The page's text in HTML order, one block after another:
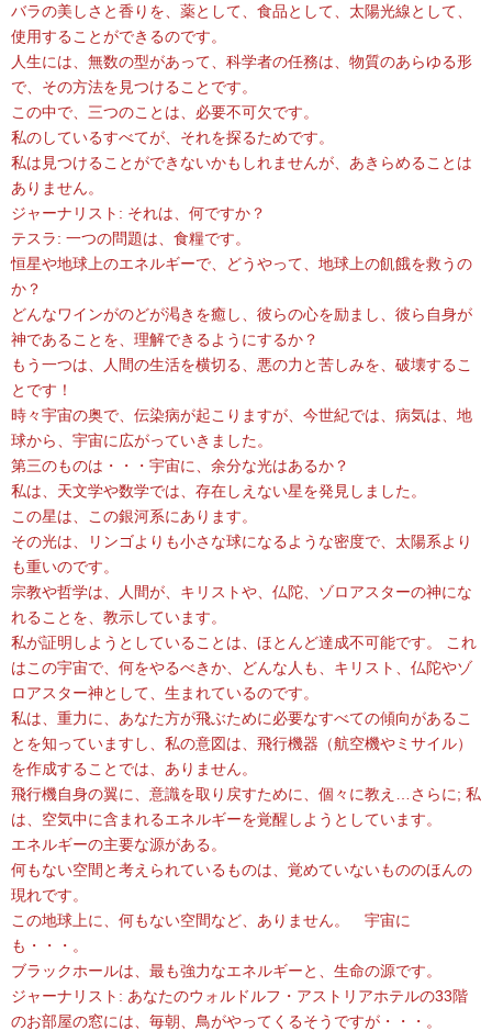
バラの美しさと香りを、薬として、食品として、太陽光線として、
使用することができるのです。
人生には、無数の型があって、科学者の任務は、物質のあらゆる形
で、その方法を見つけることです。
この中で、三つのことは、必要不可欠です。
私のしているすべてが、それを探るためです。
私は見つけることができないかもしれませんが、あきらめることは
ありません。
ジャーナリスト: それは、何ですか？
テスラ: 一つの問題は、食糧です。
恒星や地球上のエネルギーで、どうやって、地球上の飢餓を救うの
か？
どんなワインがのどが渇きを癒し、彼らの心を励まし、彼ら自身が
神であることを、理解できるようにするか？
もう一つは、人間の生活を横切る、悪の力と苦しみを、破壊するこ
とです！
時々宇宙の奥で、伝染病が起こりますが、今世紀では、病気は、地
球から、宇宙に広がっていきました。
第三のものは・・・宇宙に、余分な光はあるか？
私は、天文学や数学では、存在しえない星を発見しました。
この星は、この銀河系にあります。
その光は、リンゴよりも小さな球になるような密度で、太陽系より
も重いのです。
宗教や哲学は、人間が、キリストや、仏陀、ゾロアスターの神にな
れることを、教示しています。
私が証明しようとしていることは、ほとんど達成不可能です。 これ
はこの宇宙で、何をやるべきか、どんな人も、キリスト、仏陀やゾ
ロアスター神として、生まれているのです。
私は、重力に、あなた方が飛ぶために必要なすべての傾向があるこ
とを知っていますし、私の意図は、飛行機器（航空機やミサイル）
を作成することでは、ありません。
飛行機自身の翼に、意識を取り戻すために、個々に教え…さらに; 私
は、空気中に含まれるエネルギーを覚醒しようとしています。
エネルギーの主要な源がある。
何もない空間と考えられているものは、覚めていないもののほんの
現れです。
この地球上に、何もない空間など、ありません。 宇宙に
も・・・。
ブラックホールは、最も強力なエネルギーと、生命の源です。
ジャーナリスト: あなたのウォルドルフ・アストリアホテルの33階
のお部屋の窓には、毎朝、鳥がやってくるそうですが・・・。